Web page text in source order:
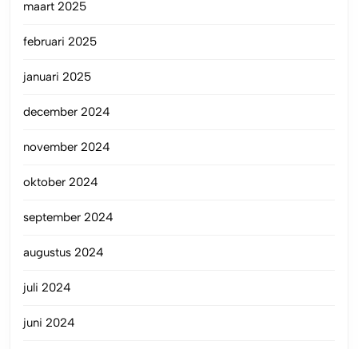
maart 2025
februari 2025
januari 2025
december 2024
november 2024
oktober 2024
september 2024
augustus 2024
juli 2024
juni 2024